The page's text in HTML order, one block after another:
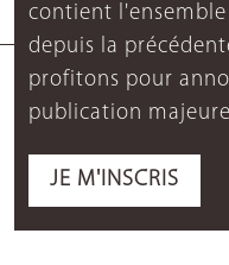
contient
depuis la
profitons pour
publication
JE M'INSCRIS